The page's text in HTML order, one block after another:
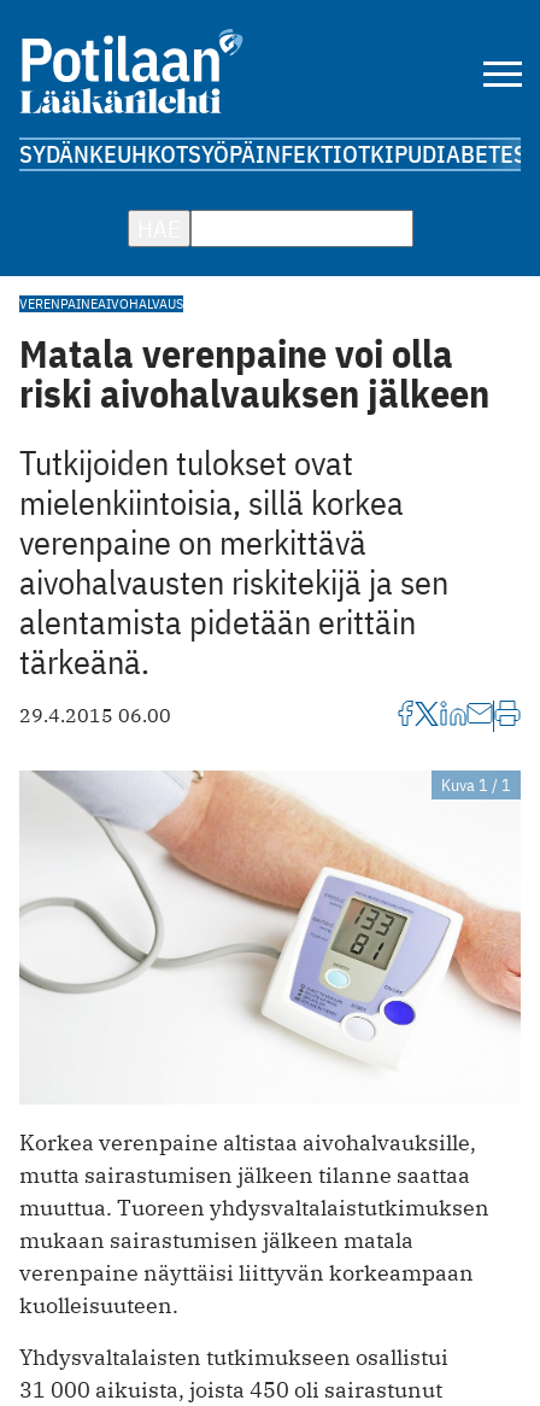
SYDÄNKEUHKOTSYÖPÄINFEKTIOTKIPUDIABETES
VERENPAINEAIVOHALVAUS
Matala verenpaine voi olla
riski aivohalvauksen jälkeen
Tutkijoiden tulokset ovat
mielenkiintoisia, sillä korkea
verenpaine on merkittävä
aivohalvausten riskitekijä ja sen
alentamista pidetään erittäin
tärkeänä.
29.4.2015 06.00
Kuva 1 / 1
Korkea verenpaine altistaa aivohalvauksille,
mutta sairastumisen jälkeen tilanne saattaa
muuttua. Tuoreen yhdysvaltalaistutkimuksen
mukaan sairastumisen jälkeen matala
verenpaine näyttäisi liittyvän korkeampaan
kuolleisuuteen.
Yhdysvaltalaisten tutkimukseen osallistui
31 000 aikuista, joista 450 oli sairastunut